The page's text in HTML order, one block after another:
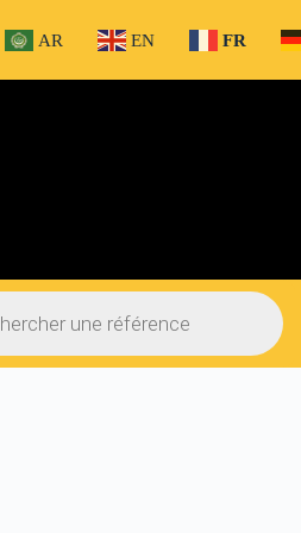
AR EN FR